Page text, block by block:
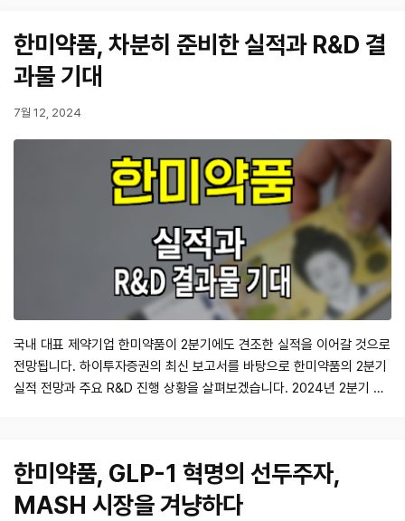
한미약품, 차분히 준비한 실적과 R&D 결
과물 기대
7월 12, 2024
국내 대표 제약기업 한미약품이 2분기에도 견조한 실적을 이어갈 것으로
전망됩니다. 하이투자증권의 최신 보고서를 바탕으로 한미약품의 2분기
실적 전망과 주요 R&D 진행 상황을 살펴보겠습니다. 2024년 2분기 실
한미약품, GLP-1 혁명의 선두주자,
MASH 시장을 겨냥하다